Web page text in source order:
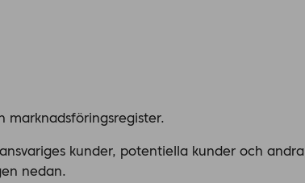
marknadsföringsregister.
kunder, potentiella kunder och andra
nedan.